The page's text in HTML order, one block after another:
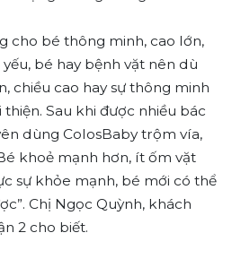
cho bé thông minh, cao lớn,
bé hay bệnh vặt nên dù
chiều cao hay sự thông minh
Sau khi được nhiều bác
dùng ColosBaby trộm vía,
khoẻ mạnh hơn, ít ốm vặt
sự khỏe mạnh, bé mới có thể
Chị Ngọc Quỳnh, khách
2 cho biết.